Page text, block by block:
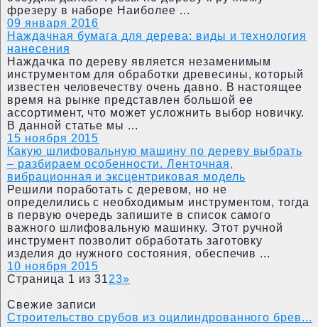
фрезеру в наборе Наиболее ...
09 января 2016
Наждачная бумага для дерева: виды и технология
нанесения
Наждачка по дереву является незаменимым
инструментом для обработки древесины, который
известен человечеству очень давно. В настоящее
время на рынке представлен большой ее
ассортимент, что может усложнить выбор новичку.
В данной статье мы ...
15 ноября 2015
Какую шлифовальную машину по дереву выбрать
– разбираем особенности. Ленточная,
вибрационная и эксцентриковая модель
Решили поработать с деревом, но не
определились с необходимым инструментом, тогда
в первую очередь запишите в список самого
важного шлифовальную машинку. Этот ручной
инструмент позволит обработать заготовку
изделия до нужного состояния, обеспечив ...
10 ноября 2015
Страница 1 из 3123»
Свежие записи
Строительство срубов из оцилиндрованного брев...